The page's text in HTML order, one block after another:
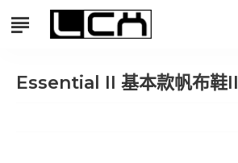
Essential II 基本款帆布鞋II